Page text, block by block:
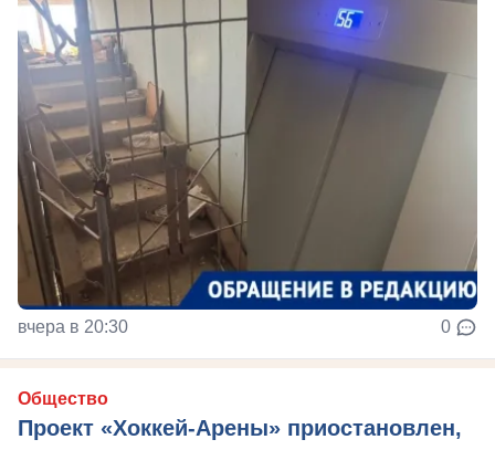
вчера в 20:30 0
Общество
Проект «Хоккей-Арены» приостановлен,